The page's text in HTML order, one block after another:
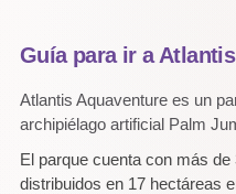
Guía para ir a
Atlantis Aquaventure es un
archipiélago artificial Palm
El parque cuenta con más
distribuidos en 17 hectáreas